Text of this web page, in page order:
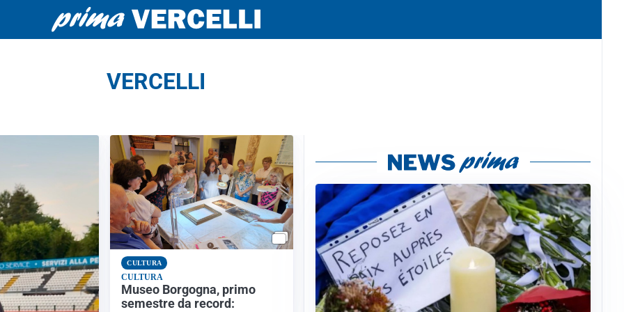
VERCELLI
CULTURA
CULTURA
Museo Borgogna, primo
semestre da record: